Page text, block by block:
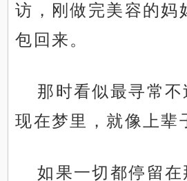
访，刚做完美容的妈
包回来。
那时看似最寻常不
现在梦里，就像上辈
如果一切都停留